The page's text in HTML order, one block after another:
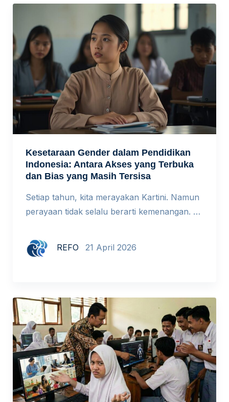
fiktif yang dibuat ChatGPT dalam gugatan
terhadap maskapai penerbangan. Mahasiswa
doktoral menyerahkan makalah dengan
puluhan sitasi fiktif. Di luar […]
Kesetaraan Gender dalam Pendidikan
Indonesia: Antara Akses yang Terbuka
dan Bias yang Masih Tersisa
Setiap tahun, kita merayakan Kartini. Namun
perayaan tidak selalu berarti kemenangan. Di
memang sudah hadir. Tapi apakah mereka
benar-benar setara? Dulu, perempuan
berada di dalam ruang kelas berarti sudah
benar-benar setara? Ketika Akses Bukan Lagi
Masalah Utama […]
REFO 21 April 2026